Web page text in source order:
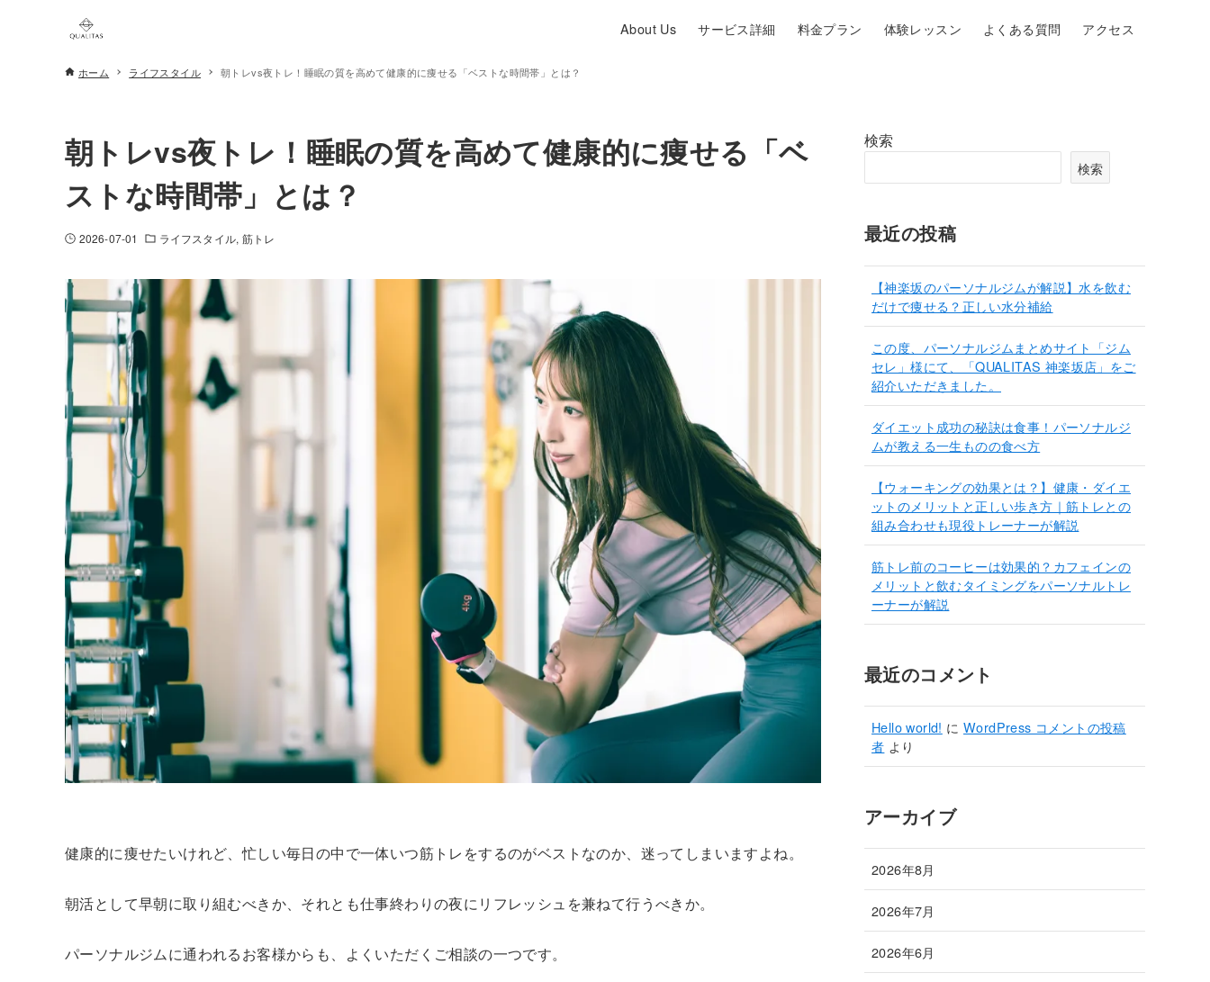
About Us サービス詳細 料金プラン 体験レッスン よくある質問 アクセス
ホーム ライフスタイル 朝トレvs夜トレ！睡眠の質を高めて健康的に痩せる「ベストな時間帯」とは？
朝トレvs夜トレ！睡眠の質を高めて健康的に痩せる「ベ
ストな時間帯」とは？
2026-07-01 ライフスタイル 筋トレ
健康的に痩せたいけれど、忙しい毎日の中で一体いつ筋トレをするのがベストなのか、迷ってしまいますよね。
朝活として早朝に取り組むべきか、それとも仕事終わりの夜にリフレッシュを兼ねて行うべきか。
パーソナルジムに通われるお客様からも、よくいただくご相談の一つです。
検索
検索
最近の投稿
【神楽坂のパーソナルジムが解説】水を飲む
だけで痩せる？正しい水分補給
この度、パーソナルジムまとめサイト「ジム
セレ」様にて、「QUALITAS 神楽坂店」をご
紹介いただきました。
ダイエット成功の秘訣は食事！パーソナルジ
ムが教える一生ものの食べ方
【ウォーキングの効果とは？】健康・ダイエ
ットのメリットと正しい歩き方｜筋トレとの
組み合わせも現役トレーナーが解説
筋トレ前のコーヒーは効果的？カフェインの
メリットと飲むタイミングをパーソナルトレ
ーナーが解説
最近のコメント
Hello world! にWordPress コメントの投稿
者 より
アーカイブ
2026年8月
2026年7月
2026年6月